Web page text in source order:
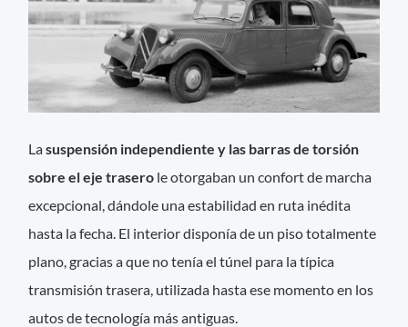
Lasuspensión independiente y las barras de torsión
sobre el eje trasero le otorgaban un confort de marcha
excepcional, dándole una estabilidad en ruta inédita
hasta la fecha. El interior disponía de un piso totalmente
plano, gracias a que no tenía el túnel para la típica
transmisión trasera, utilizada hasta ese momento en los
autos de tecnología más antiguas.